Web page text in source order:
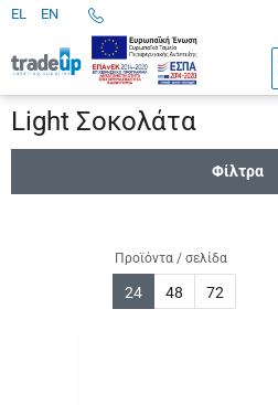
EL EN
παραγγελίες
Light Σοκολάτα
Φίλτρα
Προϊόντα / σελίδα
24 48 72